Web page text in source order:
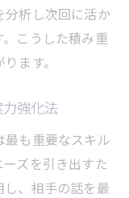
分析し次回に活か
こうした積み重
ます。
強化法
最も重要なスキル
ズを引き出すた
、相手の話を最